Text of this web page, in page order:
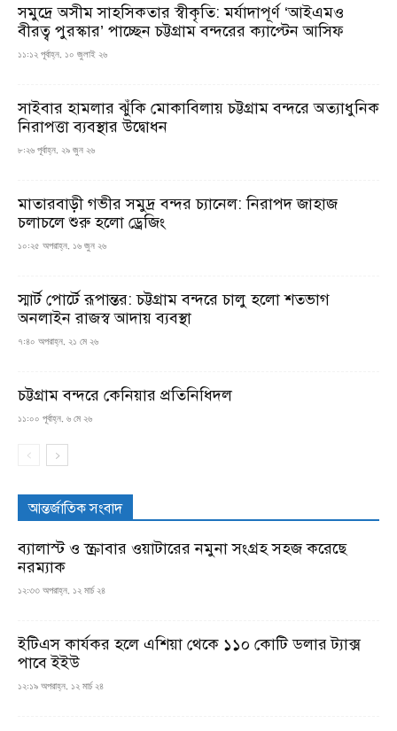
সমুদ্রে অসীম সাহসিকতার স্বীকৃতি: মর্যাদাপূর্ণ ‘আইএমও
বীরত্ব পুরস্কার’ পাচ্ছেন চট্টগ্রাম বন্দরের ক্যাপ্টেন আসিফ
১১:১২ পূর্বাহ্ন, ১০ জুলাই ২৬
সাইবার হামলার ঝুঁকি মোকাবিলায় চট্টগ্রাম বন্দরে অত্যাধুনিক
নিরাপত্তা ব্যবস্থার উদ্বোধন
৮:২৬ পূর্বাহ্ন, ২৯ জুন ২৬
মাতারবাড়ী গভীর সমুদ্র বন্দর চ্যানেল: নিরাপদ জাহাজ
চলাচলে শুরু হলো ড্রেজিং
১০:২৫ অপরাহ্ন, ১৬ জুন ২৬
স্মার্ট পোর্টে রূপান্তর: চট্টগ্রাম বন্দরে চালু হলো শতভাগ
অনলাইন রাজস্ব আদায় ব্যবস্থা
৭:৪০ অপরাহ্ন, ২১ মে ২৬
চট্টগ্রাম বন্দরে কেনিয়ার প্রতিনিধিদল
১১:০০ পূর্বাহ্ন, ৬ মে ২৬
আন্তর্জাতিক সংবাদ
ব্যালাস্ট ও স্ক্রাবার ওয়াটারের নমুনা সংগ্রহ সহজ করেছে
নরম্যাক
১২:৩৩ অপরাহ্ন, ১২ মার্চ ২৪
ইটিএস কার্যকর হলে এশিয়া থেকে ১১০ কোটি ডলার ট্যাক্স
পাবে ইইউ
১২:১৯ অপরাহ্ন, ১২ মার্চ ২৪